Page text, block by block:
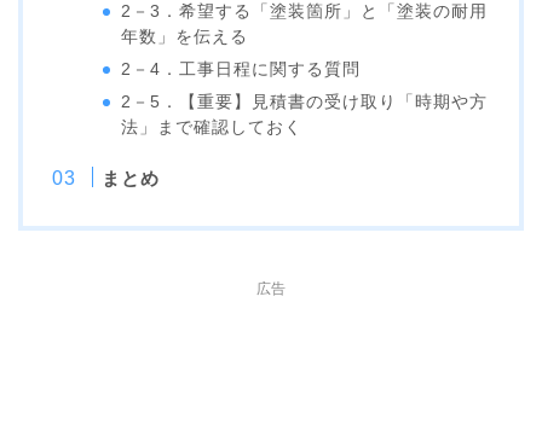
2－3．希望する「塗装箇所」と「塗装の耐用
年数」を伝える
2－4．工事日程に関する質問
2－5．【重要】見積書の受け取り「時期や方
法」まで確認しておく
まとめ
広告